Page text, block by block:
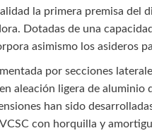
la primera premisa del
Dotadas de una
asimismo los asideros
por secciones
aleación ligera de aluminio
han sido
con horquilla y